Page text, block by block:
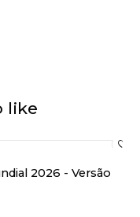
like
2026 - Versão